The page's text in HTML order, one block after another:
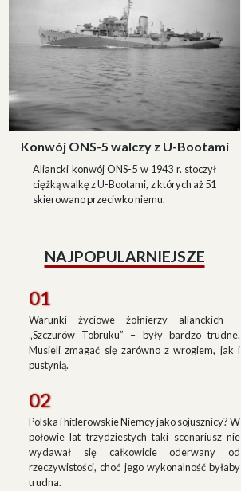
Konwój ONS-5 walczy z U-Bootami
Aliancki konwój ONS-5 w 1943 r. stoczył
ciężką walkę z U-Bootami, z których aż 51
skierowano przeciwko niemu.
NAJPOPULARNIEJSZE
01
Warunki życiowe żołnierzy alianckich –
„Szczurów Tobruku” – były bardzo trudne.
Musieli zmagać się zarówno z wrogiem, jak i
pustynią.
02
Polska i hitlerowskie Niemcy jako sojusznicy? W
połowie lat trzydziestych taki scenariusz nie
wydawał się całkowicie oderwany od
rzeczywistości, choć jego wykonalność byłaby
trudna.